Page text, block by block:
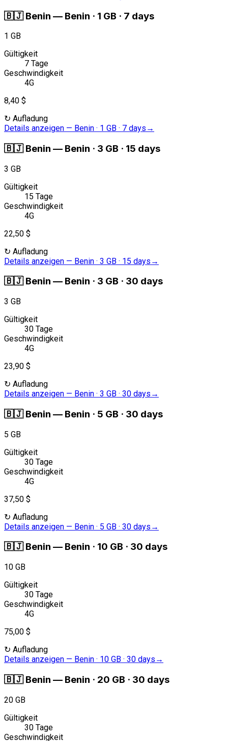
🇧🇯 Benin — Benin · 1 GB · 7 days
1 GB
Gültigkeit
7 Tage
Geschwindigkeit
4G
8,40 $
↻ Aufladung
Details anzeigen — Benin · 1 GB · 7 days →
🇧🇯 Benin — Benin · 3 GB · 15 days
3 GB
Gültigkeit
15 Tage
Geschwindigkeit
4G
22,50 $
↻ Aufladung
Details anzeigen — Benin · 3 GB · 15 days →
🇧🇯 Benin — Benin · 3 GB · 30 days
3 GB
Gültigkeit
30 Tage
Geschwindigkeit
4G
23,90 $
↻ Aufladung
Details anzeigen — Benin · 3 GB · 30 days →
🇧🇯 Benin — Benin · 5 GB · 30 days
5 GB
Gültigkeit
30 Tage
Geschwindigkeit
4G
37,50 $
↻ Aufladung
Details anzeigen — Benin · 5 GB · 30 days →
🇧🇯 Benin — Benin · 10 GB · 30 days
10 GB
Gültigkeit
30 Tage
Geschwindigkeit
4G
75,00 $
↻ Aufladung
Details anzeigen — Benin · 10 GB · 30 days →
🇧🇯 Benin — Benin · 20 GB · 30 days
20 GB
Gültigkeit
30 Tage
Geschwindigkeit